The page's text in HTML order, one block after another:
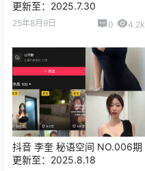
更新至：2025.7.30
25年8月9日 0 4.2k
抖音 李奎 秘语空间 NO.006期
更新至：2025.8.18